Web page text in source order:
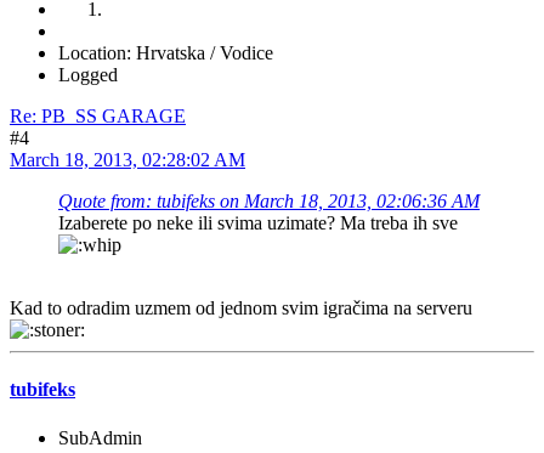
Location: Hrvatska / Vodice
Logged
Re: PB_SS GARAGE
#4
March 18, 2013, 02:28:02 AM
Quote from: tubifeks on March 18, 2013, 02:06:36 AM
Izaberete po neke ili svima uzimate? Ma treba ih sve
Kad to odradim uzmem od jednom svim igračima na serveru
tubifeks
SubAdmin